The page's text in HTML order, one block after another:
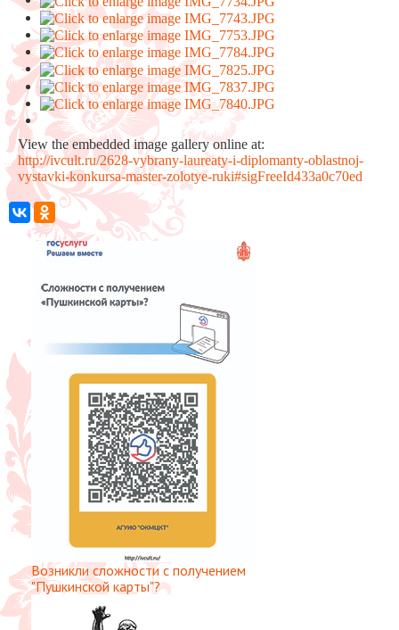
View the embedded image gallery online at:
http://ivcult.ru/2628-vybrany-laureaty-i-diplomanty-oblastnoj-
vystavki-konkursa-master-zolotye-ruki#sigFreeId433a0c70ed
Возникли сложности с получением
"Пушкинской карты"?